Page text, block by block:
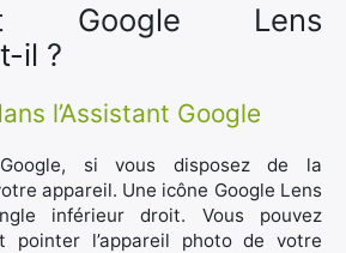
Google Lens
il ?
l’Assistant Google
Google, si vous disposez de la
appareil. Une icône Google Lens
inférieur droit. Vous pouvez
pointer l’appareil photo de votre